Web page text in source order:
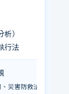
）
行法
、災害防救法及施行